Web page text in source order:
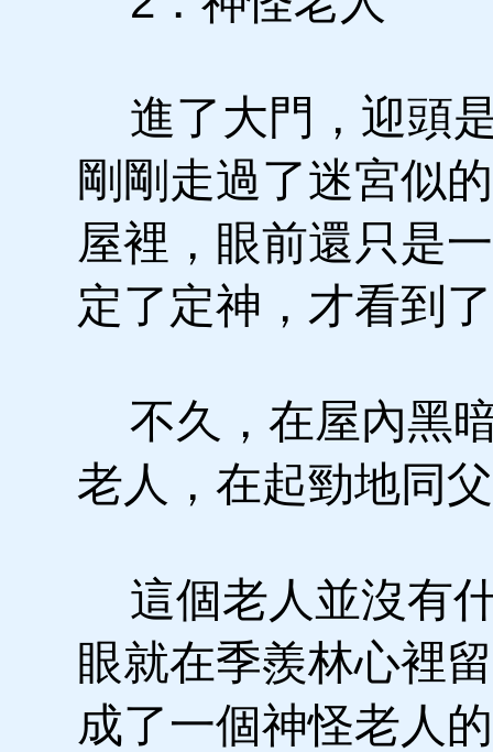
進了大門，迎頭
剛剛走過了迷宮似
屋裡，眼前還只是
定了定神，才看到
不久，在屋內黑
老人，在起勁地同
這個老人並沒有
眼就在季羨林心裡
成了一個神怪老人